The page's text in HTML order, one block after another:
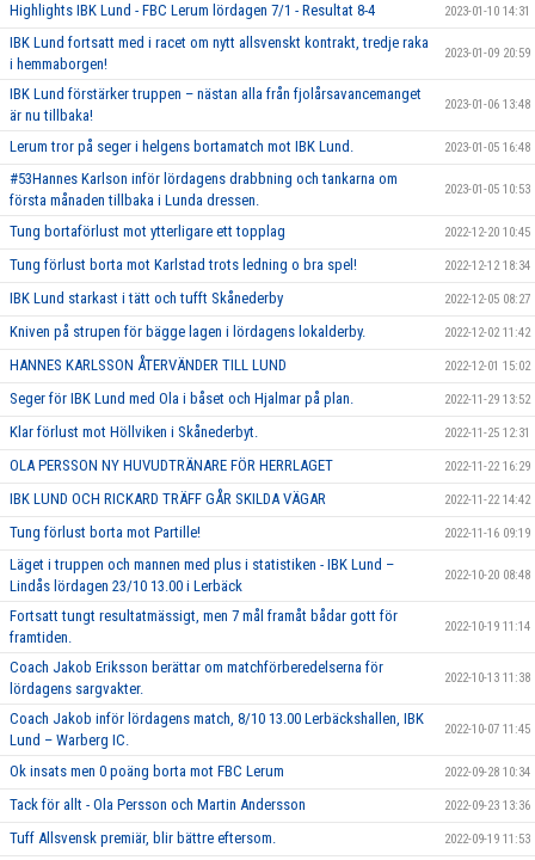
Highlights IBK Lund - FBC Lerum lördagen 7/1 - Resultat 8-4 2023-01-10 14:31
IBK Lund fortsatt med i racet om nytt allsvenskt kontrakt, tredje raka
i hemmaborgen!
2023-01-09 20:59
IBK Lund förstärker truppen – nästan alla från fjolårsavancemanget
är nu tillbaka!
2023-01-06 13:48
Lerum tror på seger i helgens bortamatch mot IBK Lund. 2023-01-05 16:48
#53Hannes Karlson inför lördagens drabbning och tankarna om
första månaden tillbaka i Lunda dressen.
2023-01-05 10:53
Tung bortaförlust mot ytterligare ett topplag 2022-12-20 10:45
Tung förlust borta mot Karlstad trots ledning o bra spel! 2022-12-12 18:34
IBK Lund starkast i tätt och tufft Skånederby 2022-12-05 08:27
Kniven på strupen för bägge lagen i lördagens lokalderby. 2022-12-02 11:42
HANNES KARLSSON ÅTERVÄNDER TILL LUND 2022-12-01 15:02
Seger för IBK Lund med Ola i båset och Hjalmar på plan. 2022-11-29 13:52
Klar förlust mot Höllviken i Skånederbyt. 2022-11-25 12:31
OLA PERSSON NY HUVUDTRÄNARE FÖR HERRLAGET 2022-11-22 16:29
IBK LUND OCH RICKARD TRÄFF GÅR SKILDA VÄGAR 2022-11-22 14:42
Tung förlust borta mot Partille! 2022-11-16 09:19
Läget i truppen och mannen med plus i statistiken - IBK Lund –
Lindås lördagen 23/10 13.00 i Lerbäck
2022-10-20 08:48
Fortsatt tungt resultatmässigt, men 7 mål framåt bådar gott för
framtiden.
2022-10-19 11:14
Coach Jakob Eriksson berättar om matchförberedelserna för
lördagens sargvakter.
2022-10-13 11:38
Coach Jakob inför lördagens match, 8/10 13.00 Lerbäckshallen, IBK
Lund – Warberg IC.
2022-10-07 11:45
Ok insats men 0 poäng borta mot FBC Lerum 2022-09-28 10:34
Tack för allt - Ola Persson och Martin Andersson 2022-09-23 13:36
Tuff Allsvensk premiär, blir bättre eftersom. 2022-09-19 11:53